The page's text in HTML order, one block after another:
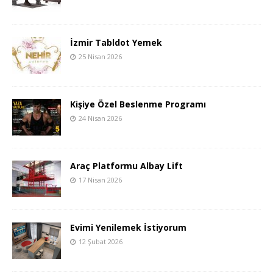
İzmir Tabldot Yemek
25 Nisan 2026
Kişiye Özel Beslenme Programı
24 Nisan 2026
Araç Platformu Albay Lift
17 Nisan 2026
Evimi Yenilemek İstiyorum
12 Şubat 2026